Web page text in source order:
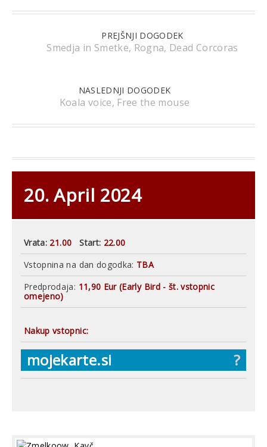
PREJŠNJI DOGODEK
Smedja in Smetke, Rogna, Dead Corcoras
NASLEDNJI DOGODEK
Koala voice, Free the mouse
20. April 2024
Vrata: 21.00 Start: 22.00
Vstopnina na dan dogodka: TBA
Predprodaja: 11,90 Eur (Early Bird - št. vstopnic
omejeno)
Nakup vstopnic:
mojekarte.si ?